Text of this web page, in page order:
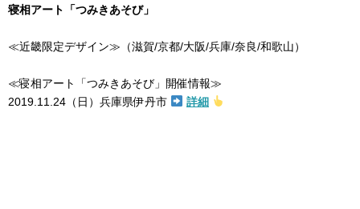
寝相アート「つみきあそび」
≪近畿限定デザイン≫（滋賀/京都/大阪/兵庫/奈良/和歌山）
≪寝相アート「つみきあそび」開催情報≫
2019.11.24（日）兵庫県伊丹市
詳細